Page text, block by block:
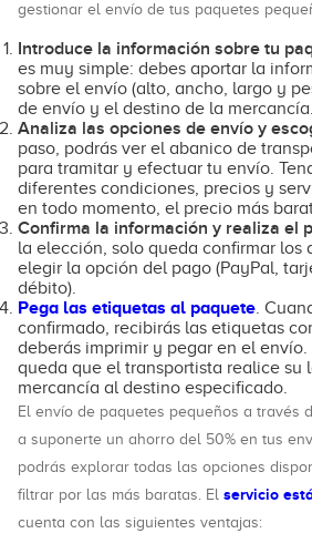
gestionar el envío de tus paquetes
Introduce la información sobre tu
es muy simple: debes aportar la
sobre el envío (alto, ancho, largo y
de envío y el destino de la mercancía.
Analiza las opciones de envío y
paso, podrás ver el abanico de
para tramitar y efectuar tu envío.
diferentes condiciones, precios y
en todo momento, el precio más
Confirma la información y realiza el
la elección, solo queda confirmar los
elegir la opción del pago (PayPal,
débito).
Pega las etiquetas al paquete.
confirmado, recibirás las etiquetas
deberás imprimir y pegar en el
queda que el transportista realice su
mercancía al destino especificado.
El envío de paquetes pequeños a través
a suponerte un ahorro del 50% en tus
podrás explorar todas las opciones
filtrar por las más baratas. El servicio
cuenta con las siguientes ventajas: